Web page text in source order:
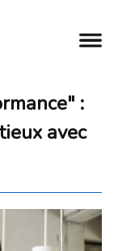
:
avec